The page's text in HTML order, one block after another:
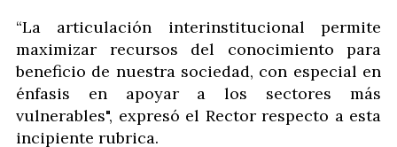
“La articulación interinstitucional permite
maximizar recursos del conocimiento para
beneficio de nuestra sociedad, con especial en
énfasis en apoyar a los sectores más
vulnerables", expresó el Rector respecto a esta
incipiente rubrica.